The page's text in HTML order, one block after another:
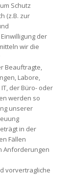
Schutz
(z.B. zur
der
wir die
Beauftragte,
Labore,
der Büro- oder
werden so
unserer
in der
Fällen
Anforderungen
vorvertragliche